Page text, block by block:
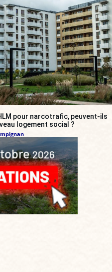
pour narcotrafic, peuvent-ils
logement social ?